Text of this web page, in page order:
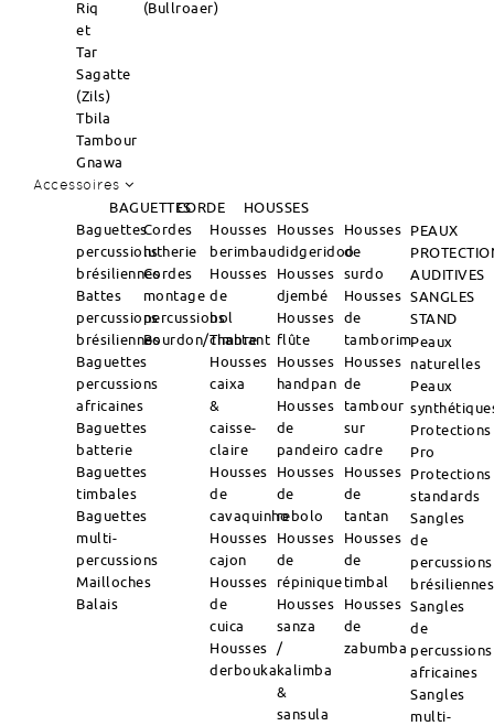
Riq
et
Tar
Sagatte
(Zils)
Tbila
Tambour
Gnawa
(Bullroaer)
Accessoires
BAGUETTESCORDE
HOUSSES
Baguettes
percussions
brésiliennes
Battes
percussions
brésiliennes
Baguettes
percussions
africaines
Baguettes
batterie
Baguettes
timbales
Baguettes
multi-
percussions
Mailloches
Balais
Cordes
lutherie
Cordes
montage
percussions
Bourdon/Timbre
Housses
berimbau
Housses
de
bol
chantant
Housses
caixa
&
caisse-
claire
Housses
de
cavaquinho
Housses
cajon
Housses
de
cuica
Housses
derbouka
Housses
didgeridoo
Housses
djembé
Housses
flûte
Housses
handpan
Housses
de
pandeiro
Housses
de
rebolo
Housses
de
répinique
Housses
sanza
/
kalimba
&
sansula
Housses
de
surdo
Housses
de
tamborim
Housses
de
tambour
sur
cadre
Housses
de
tantan
Housses
de
timbal
Housses
de
zabumba
PEAUX
AUDITIVES
SANGLES
STAND
Peaux
naturelles
Peaux
Protections
Pro
Protections
standards
Sangles
de
percussions
brésiliennes
Sangles
de
percussions
africaines
Sangles
multi-